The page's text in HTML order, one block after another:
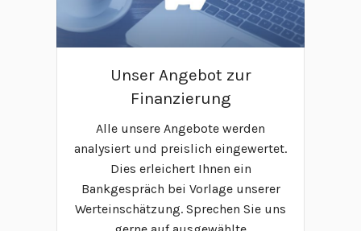
Unser Angebot zur
Finanzierung
Alle unsere Angebote werden
analysiert und preislich eingewertet.
Dies erleichert Ihnen ein
Bankgespräch bei Vorlage unserer
Werteinschätzung. Sprechen Sie uns